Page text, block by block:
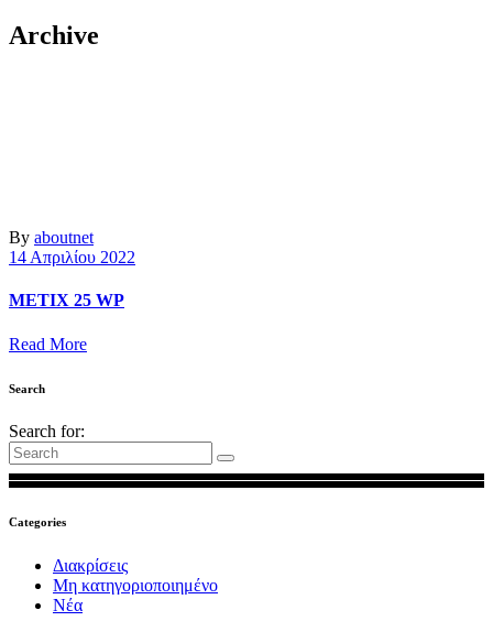
Archive
By aboutnet
14 Απριλίου 2022
METIX 25 WP
Read More
Search
Search for:
Categories
Διακρίσεις
Μη κατηγοριοποιημένο
Νέα